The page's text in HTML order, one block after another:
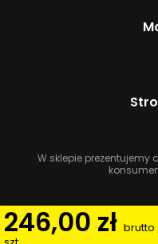
246,00 zł brutto
W sklepie prezentujemy